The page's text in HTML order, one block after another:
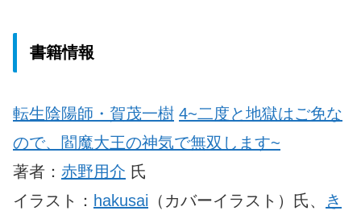
書籍情報
転生陰陽師・賀茂一樹 4~二度と地獄はご免な
ので、閻魔大王の神気で無双します~
著者： 赤野用介 氏
イラスト： hakusai （カバーイラスト）氏、
き